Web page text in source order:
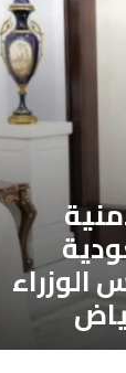
الوزراء